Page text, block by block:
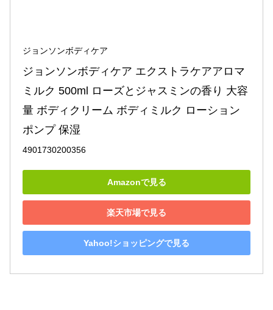
ジョンソンボディケア
ジョンソンボディケア エクストラケアアロマ
ミルク 500ml ローズとジャスミンの香り 大容
量 ボディクリーム ボディミルク ローション
ポンプ 保湿
4901730200356
Amazonで見る
楽天市場で見る
Yahoo!ショッピングで見る